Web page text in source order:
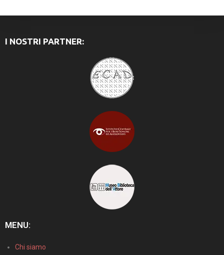
I NOSTRI PARTNER:
MENU:
Chi siamo